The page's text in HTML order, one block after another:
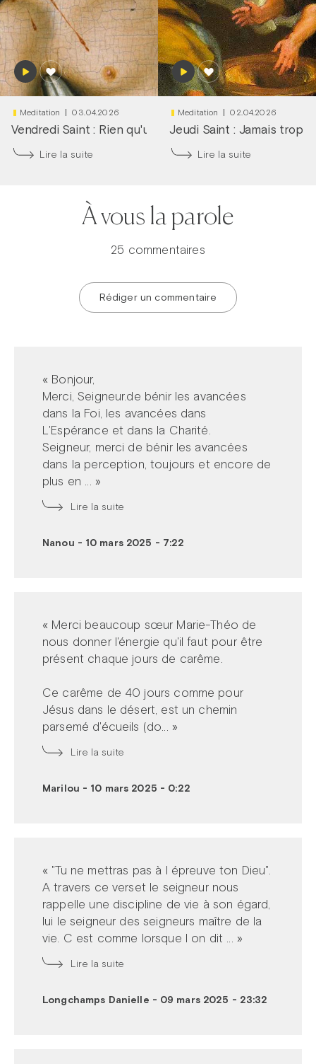
Meditation 03.04.2026
Vendredi Saint : Rien qu'une larme dans tes yeux |
Lire la suite
Meditation 02.04.2026
Jeudi Saint : Jamais trop
Lire la suite
À vous la parole
25 commentaires
Rédiger un commentaire
« Bonjour,
Merci, Seigneur.de bénir les avancées
dans la Foi, les avancées dans
L'Espérance et dans la Charité.
Seigneur, merci de bénir les avancées
dans la perception, toujours et encore de
plus en ... »
Lire la suite
Nanou - 10 mars 2025 - 7:22
« Merci beaucoup sœur Marie-Théo de
nous donner l'énergie qu'il faut pour être
présent chaque jours de carême.
Ce carême de 40 jours comme pour
Jésus dans le désert, est un chemin
parsemé d'écueils (do... »
Lire la suite
Marilou - 10 mars 2025 - 0:22
« "Tu ne mettras pas à l épreuve ton Dieu".
A travers ce verset le seigneur nous
rappelle une discipline de vie à son égard,
lui le seigneur des seigneurs maître de la
vie. C est comme lorsque l on dit ... »
Lire la suite
Longchamps Danielle - 09 mars 2025 - 23:32